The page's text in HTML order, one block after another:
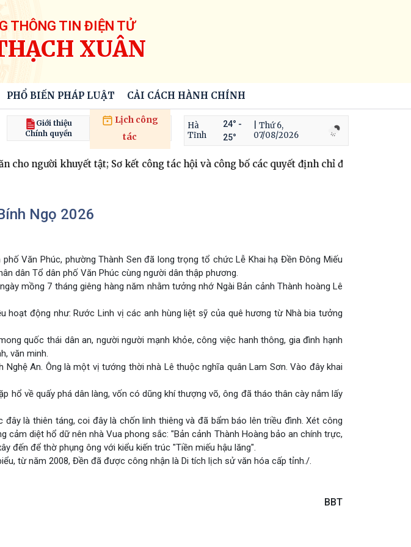
THÔNG TIN ĐIỆN TỬ
XUÂN
PHỔ BIẾN PHÁP LUẬT CẢI CÁCH HÀNH CHÍNH
Giới thiệu
Chính quyền
Lịch công
tác
Hà
Tĩnh
24° -
25°
| Thứ 6,
07/08/2026
người khuyết tật; Sơ kết công tác hội và công bố các quyết định chỉ định chi hội
Ngọ 2026
Văn Phúc, phường Thành Sen đã long trọng tổ chức Lễ Khai hạ Đền Đông Miếu
dân Tổ dân phố Văn Phúc cùng người dân thập phương.
mồng 7 tháng giêng hàng năm nhằm tưởng nhớ Ngài Bản cảnh Thành hoàng Lê
hoạt động như: Rước Linh vị các anh hùng liệt sỹ của quê hương từ Nhà bia tưởng
quốc thái dân an, người người mạnh khỏe, công việc hanh thông, gia đình hạnh
văn minh.
An. Ông là một vị tướng thời nhà Lê thuộc nghĩa quân Lam Sơn. Vào đây khai
về quấy phá dân làng, vốn có dũng khí thượng võ, ông đã tháo thân cày nắm lấy
là thiên táng, coi đây là chốn linh thiêng và đã bẩm báo lên triều đình. Xét công
diệt hổ dữ nên nhà Vua phong sắc: "Bản cảnh Thành Hoàng bảo an chính trực,
đến để thờ phụng ông với kiểu kiến trúc "Tiền miếu hậu lăng".
từ năm 2008, Đền đã được công nhận là Di tích lịch sử văn hóa cấp tỉnh./.
BBT